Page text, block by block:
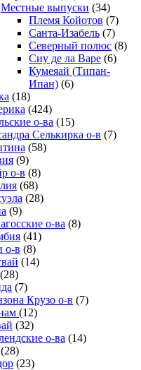
Местные выпуски (34)
Племя Койотов (7)
Санта-Изабель (7)
Северный полюс (8)
Сиу де ла Варе (6)
Кумеяай (Типан-
Ипан) (6)
(18)
(424)
о-ва (15)
Селькирка о-в (7)
(58)
(9)
о-в (8)
(68)
(28)
(9)
о-ва (8)
(41)
о-в (8)
(14)
(28)
(7)
Крузо о-в (7)
(12)
(32)
о-ва (14)
(28)
(23)